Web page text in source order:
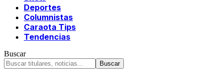
Deportes
Columnistas
Caraota Tips
Tendencias
Buscar